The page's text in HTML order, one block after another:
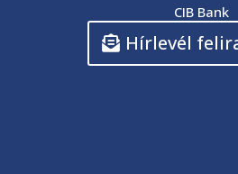
CIB Bank
Hírlevél